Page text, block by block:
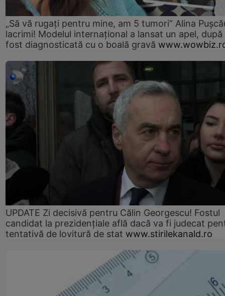
„Să vă rugați pentru mine, am 5 tumori” Alina
lacrimi! Modelul internațional a lansat un apel, după
fost diagnosticată cu o boală gravă
UPDATE Zi decisivă pentru Călin Georgescu! Fostul
candidat la prezidențiale află dacă va fi judecat
tentativă de lovitură de stat www.stirilekanald.ro